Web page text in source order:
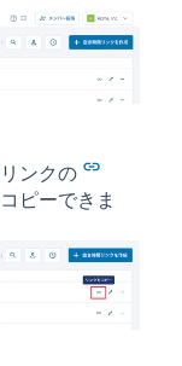
ンクの
ピーできま